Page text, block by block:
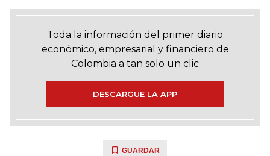
Toda la información del primer diario
económico, empresarial y financiero de
Colombia a tan solo un clic
DESCARGUE LA APP
GUARDAR